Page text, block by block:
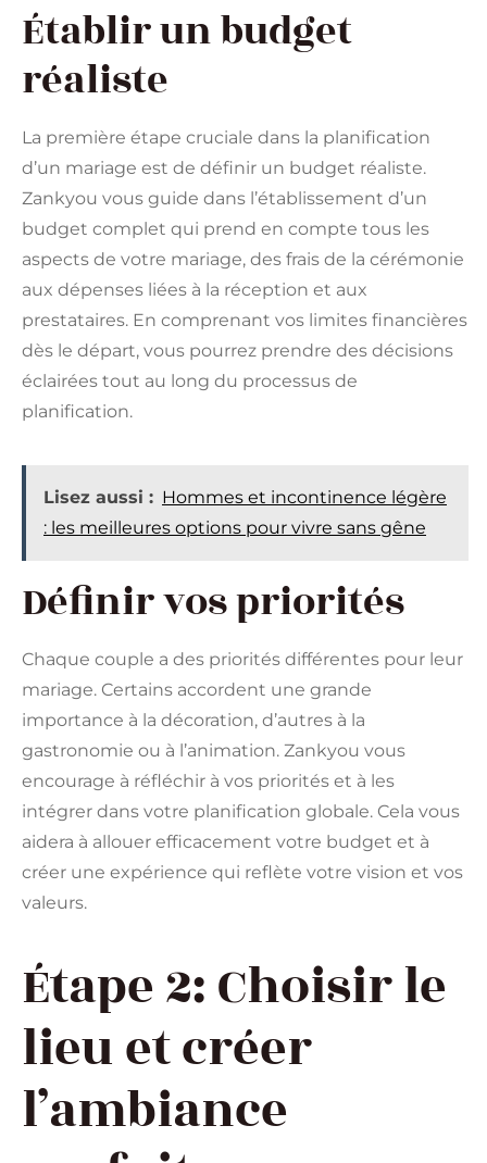
Établir un budget
réaliste
La première étape cruciale dans la planification
d’un mariage est de définir un budget réaliste.
Zankyou vous guide dans l’établissement d’un
budget complet qui prend en compte tous les
aspects de votre mariage, des frais de la cérémonie
aux dépenses liées à la réception et aux
prestataires. En comprenant vos limites financières
dès le départ, vous pourrez prendre des décisions
éclairées tout au long du processus de
planification.
Lisez aussi : Hommes et incontinence légère
: les meilleures options pour vivre sans gêne
Définir vos priorités
Chaque couple a des priorités différentes pour leur
mariage. Certains accordent une grande
importance à la décoration, d’autres à la
gastronomie ou à l’animation. Zankyou vous
encourage à réfléchir à vos priorités et à les
intégrer dans votre planification globale. Cela vous
aidera à allouer efficacement votre budget et à
créer une expérience qui reflète votre vision et vos
valeurs.
Étape 2: Choisir le
lieu et créer
l’ambiance